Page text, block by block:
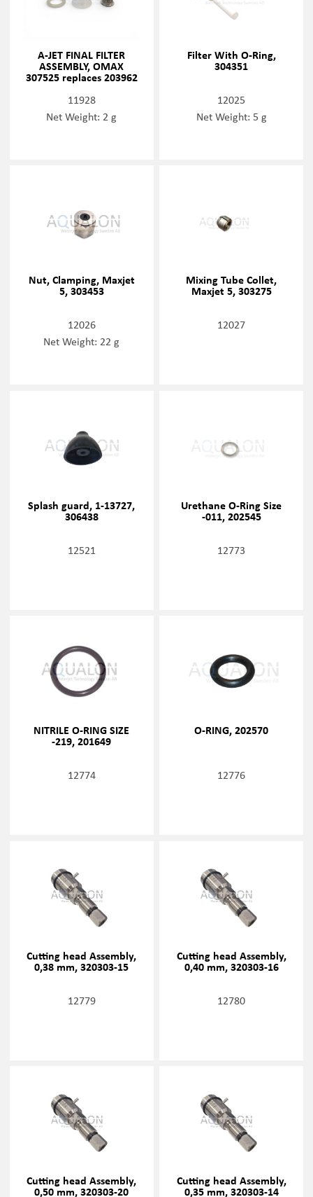
A-JET FINAL FILTER
ASSEMBLY, OMAX
307525 replaces 203962
11928
Net Weight: 2 g
Filter With O-Ring,
304351
12025
Net Weight: 5 g
Nut, Clamping, Maxjet
5, 303453
12026
Net Weight: 22 g
Mixing Tube Collet,
Maxjet 5, 303275
12027
Splash guard, 1-13727,
306438
12521
Urethane O-Ring Size
-011, 202545
12773
NITRILE O-RING SIZE
-219, 201649
12774
O-RING, 202570
12776
Cutting head Assembly,
0,38 mm, 320303-15
12779
Cutting head Assembly,
0,40 mm, 320303-16
12780
Cutting head Assembly,
0,50 mm, 320303-20
Cutting head Assembly,
0,35 mm, 320303-14